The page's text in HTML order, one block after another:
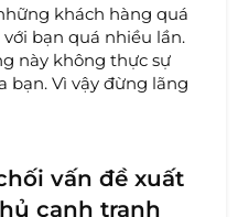
khách hàng quá
bạn quá nhiều lần.
này không thực sự
bạn. Vì vậy đừng lãng
vấn đề xuất
cạnh tranh